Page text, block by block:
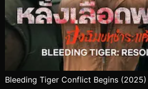
Bleeding Tiger Conflict Begins